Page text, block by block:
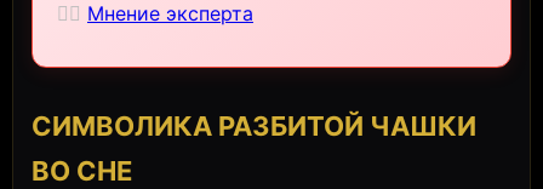
🧙‍♀️ Мнение эксперта
СИМВОЛИКА РАЗБИТОЙ ЧАШКИ
ВО СНЕ